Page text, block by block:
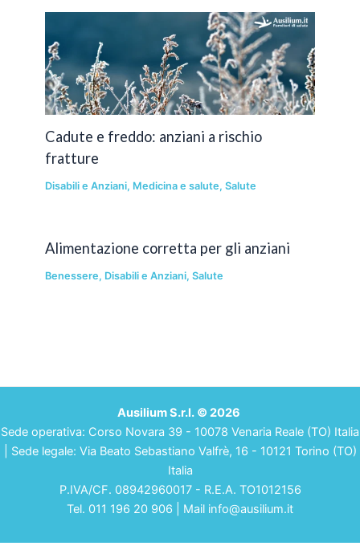
Cadute e freddo: anziani a rischio
fratture
Disabili e Anziani, Medicina e salute,Salute
Alimentazione corretta per gli anziani
Benessere, Disabili e Anziani,Salute
Ausilium S.r.l. © 2026
Sede operativa: Corso Novara 39 - 10078 Venaria Reale (TO) Italia
| Sede legale: Via Beato Sebastiano Valfrè, 16 - 10121 Torino (TO)
Italia
P.IVA/CF. 08942960017 - R.E.A. TO1012156
Tel. 011 196 20 906 | Mail info@ausilium.it